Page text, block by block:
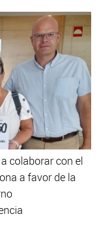
colaborar con el
a favor de la